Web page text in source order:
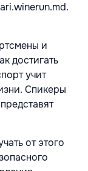
и
достигать
учит
Спикеры
от этого